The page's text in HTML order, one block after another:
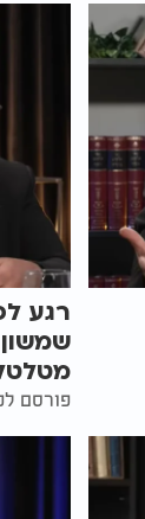
רגע
פורסם